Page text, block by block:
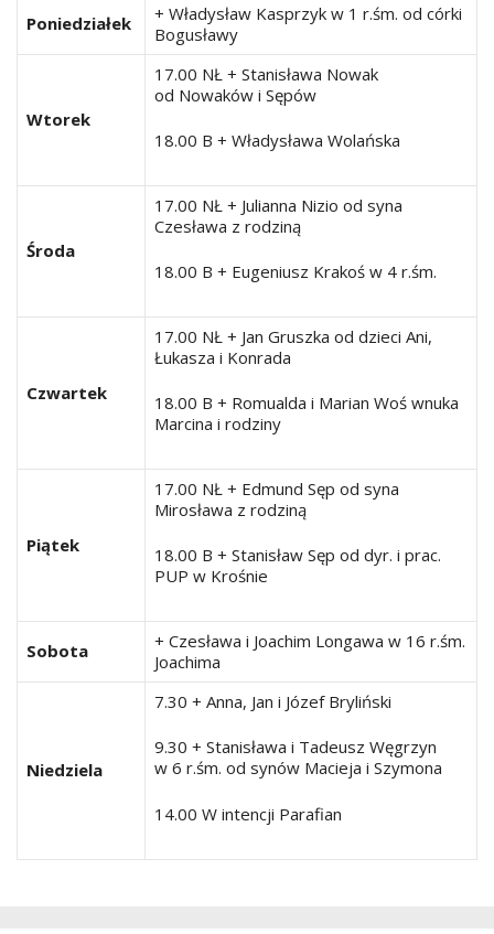
Poniedziałek
+ Władysław Kasprzyk w 1 r.śm. od córki
Bogusławy
Wtorek
17.00 NŁ + Stanisława Nowak
od Nowaków i Sępów
18.00 B + Władysława Wolańska
Środa
17.00 NŁ + Julianna Nizio od syna
Czesława z rodziną
18.00 B + Eugeniusz Krakoś w 4 r.śm.
Czwartek
17.00 NŁ + Jan Gruszka od dzieci Ani,
Łukasza i Konrada
18.00 B + Romualda i Marian Woś wnuka
Marcina i rodziny
Piątek
17.00 NŁ + Edmund Sęp od syna
Mirosława z rodziną
18.00 B + Stanisław Sęp od dyr. i prac.
PUP w Krośnie
Sobota
+ Czesława i Joachim Longawa w 16 r.śm.
Joachima
Niedziela
7.30 + Anna, Jan i Józef Bryliński
9.30 + Stanisława i Tadeusz Węgrzyn
w 6 r.śm. od synów Macieja i Szymona
14.00 W intencji Parafian